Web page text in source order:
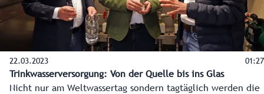
22.03.2023 01:27
Trinkwasserversorgung: Von der Quelle bis ins Glas
Nicht nur am Weltwassertag sondern tagtäglich werden die